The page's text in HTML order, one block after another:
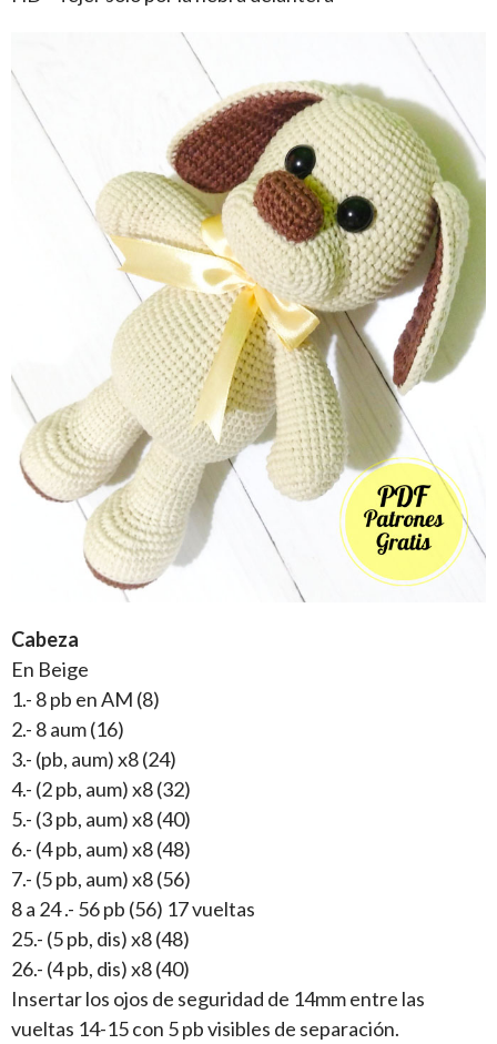
Cabeza
En Beige
1.- 8 pb en AM (8)
2.- 8 aum (16)
3.- (pb, aum) x8 (24)
4.- (2 pb, aum) x8 (32)
5.- (3 pb, aum) x8 (40)
6.- (4 pb, aum) x8 (48)
7.- (5 pb, aum) x8 (56)
8 a 24 .- 56 pb (56) 17 vueltas
25.- (5 pb, dis) x8 (48)
26.- (4 pb, dis) x8 (40)
Insertar los ojos de seguridad de 14mm entre las
vueltas 14-15 con 5 pb visibles de separación.